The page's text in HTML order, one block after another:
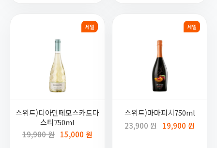
세일
스위트)디아만떼모스카토다
스티750ml
19,900 원 15,000 원
세일
스위트)마마피치750ml
23,900 원 19,900 원